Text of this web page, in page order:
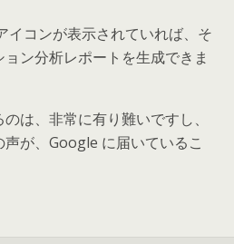
コンが表示されていれば、そ
ン分析レポートを生成できま
は、非常に有り難いですし、
が、Google に届いているこ